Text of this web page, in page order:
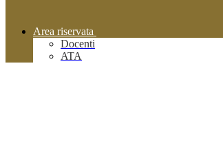
Area riservata
Docenti
ATA